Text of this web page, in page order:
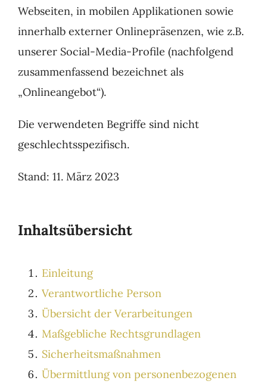
Webseiten, in mobilen Applikationen sowie
innerhalb externer Onlinepräsenzen, wie z.B.
unserer Social-Media-Profile (nachfolgend
zusammenfassend bezeichnet als
„Onlineangebot“).
Die verwendeten Begriffe sind nicht
geschlechtsspezifisch.
Stand: 11. März 2023
Inhaltsübersicht
Einleitung
Verantwortliche Person
Übersicht der Verarbeitungen
Maßgebliche Rechtsgrundlagen
Sicherheitsmaßnahmen
Übermittlung von personenbezogenen